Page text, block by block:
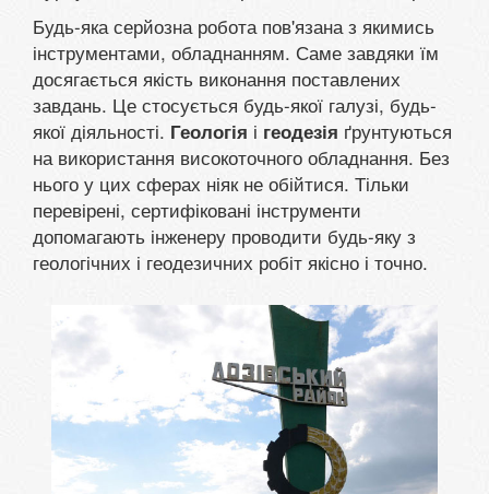
Будь-яка серйозна робота пов'язана з якимись
інструментами, обладнанням. Саме завдяки їм
досягається якість виконання поставлених
завдань. Це стосується будь-якої галузі, будь-
якої діяльності. Геологія і геодезія ґрунтуються
на використання високоточного обладнання. Без
нього у цих сферах ніяк не обійтися. Тільки
перевірені, сертифіковані інструменти
допомагають інженеру проводити будь-яку з
геологічних і геодезичних робіт якісно і точно.